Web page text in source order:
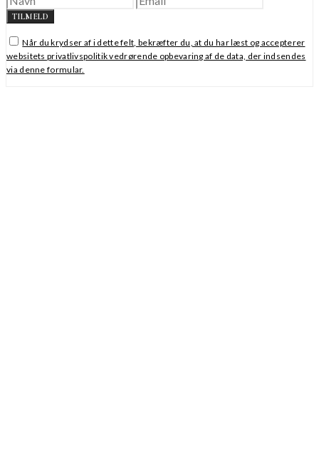
TILMELD
Når du krydser af i dette felt, bekræfter du, at du har læst og accepterer
websitets privatlivspolitik vedrørende opbevaring af de data, der indsendes
via denne formular.